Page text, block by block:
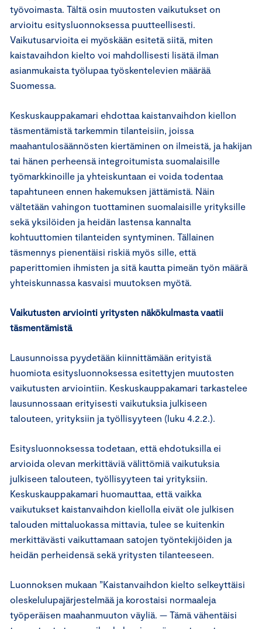
työvoimasta. Tältä osin muutosten vaikutukset on
arvioitu esitysluonnoksessa puutteellisesti.
Vaikutusarvioita ei myöskään esitetä siitä, miten
kaistavaihdon kielto voi mahdollisesti lisätä ilman
asianmukaista työlupaa työskentelevien määrää
Suomessa.
Keskuskauppakamari ehdottaa kaistanvaihdon kiellon
täsmentämistä tarkemmin tilanteisiin, joissa
maahantulosäännösten kiertäminen on ilmeistä, ja hakijan
tai hänen perheensä integroitumista suomalaisille
työmarkkinoille ja yhteiskuntaan ei voida todentaa
tapahtuneen ennen hakemuksen jättämistä. Näin
vältetään vahingon tuottaminen suomalaisille yrityksille
sekä yksilöiden ja heidän lastensa kannalta
kohtuuttomien tilanteiden syntyminen. Tällainen
täsmennys pienentäisi riskiä myös sille, että
paperittomien ihmisten ja sitä kautta pimeän työn määrä
yhteiskunnassa kasvaisi muutoksen myötä.
Vaikutusten arviointi yritysten näkökulmasta vaatii
täsmentämistä
Lausunnoissa pyydetään kiinnittämään erityistä
huomiota esitysluonnoksessa esitettyjen muutosten
vaikutusten arviointiin. Keskuskauppakamari tarkastelee
lausunnossaan erityisesti vaikutuksia julkiseen
talouteen, yrityksiin ja työllisyyteen (luku 4.2.2.).
Esitysluonnoksessa todetaan, että ehdotuksilla ei
arvioida olevan merkittäviä välittömiä vaikutuksia
julkiseen talouteen, työllisyyteen tai yrityksiin.
Keskuskauppakamari huomauttaa, että vaikka
vaikutukset kaistanvaihdon kiellolla eivät ole julkisen
talouden mittaluokassa mittavia, tulee se kuitenkin
merkittävästi vaikuttamaan satojen työntekijöiden ja
heidän perheidensä sekä yritysten tilanteeseen.
Luonnoksen mukaan ”Kaistanvaihdon kielto selkeyttäisi
oleskelulupajärjestelmää ja korostaisi normaaleja
työperäisen maahanmuuton väyliä. — Tämä vähentäisi